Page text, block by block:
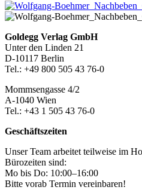
Seitenleiste
Footer-
Section
Goldegg Verlag GmbH
Unter den Linden 21
D-10117 Berlin
Tel.: +49 800 505 43 76-0
Mommsengasse 4/2
A-1040 Wien
Tel.: +43 1 505 43 76-0
Geschäftszeiten
Unser Team arbeitet teilweise im
Bürozeiten sind:
Mo bis Do: 10:00–16:00
Bitte vorab Termin vereinbaren!